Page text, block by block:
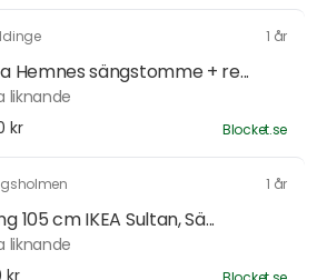
1 år
Hemnes sängstomme + re...
liknande
kr
Blocket.se
1 år
105 cm IKEA Sultan, Sä...
liknande
kr